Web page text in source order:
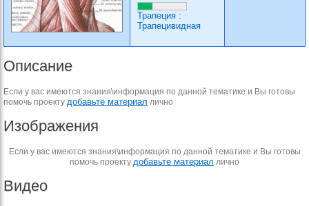
Трапеция :
Трапецивидная
Описание
Если у вас имеются знания\информация по данной тематике и Вы готовы
помочь проекту добавьте материал лично
Изображения
Если у вас имеются знания\информация по данной тематике и Вы готовы
помочь проекту добавьте материал лично
Видео